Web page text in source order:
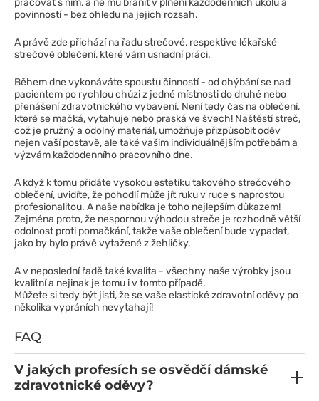
pracovat s ním, a ne mu bránit v plnění každodenních úkolů a
povinností - bez ohledu na jejich rozsah.
A právě zde přichází na řadu strečové, respektive lékařské
strečové oblečení, které vám usnadní práci.
Během dne vykonáváte spoustu činností - od ohýbání se nad
pacientem po rychlou chůzi z jedné místnosti do druhé nebo
přenášení zdravotnického vybavení. Není tedy čas na oblečení,
které se mačká, vytahuje nebo praská ve švech! Naštěstí streč,
což je pružný a odolný materiál, umožňuje přizpůsobit oděv
nejen vaší postavě, ale také vašim individuálnějším potřebám a
výzvám každodenního pracovního dne.
A když k tomu přidáte vysokou estetiku takového strečového
oblečení, uvidíte, že pohodlí může jít ruku v ruce s naprostou
profesionalitou. A naše nabídka je toho nejlepším důkazem!
Zejména proto, že nespornou výhodou streče je rozhodně větší
odolnost proti pomačkání, takže vaše oblečení bude vypadat,
jako by bylo právě vytažené z žehličky.
A v neposlední řadě také kvalita - všechny naše výrobky jsou
kvalitní a nejinak je tomu i v tomto případě.
Můžete si tedy být jisti, že se vaše elastické zdravotní oděvy po
několika vypráních nevytahají!
FAQ
V jakých profesích se osvědčí dámské
zdravotnické oděvy?